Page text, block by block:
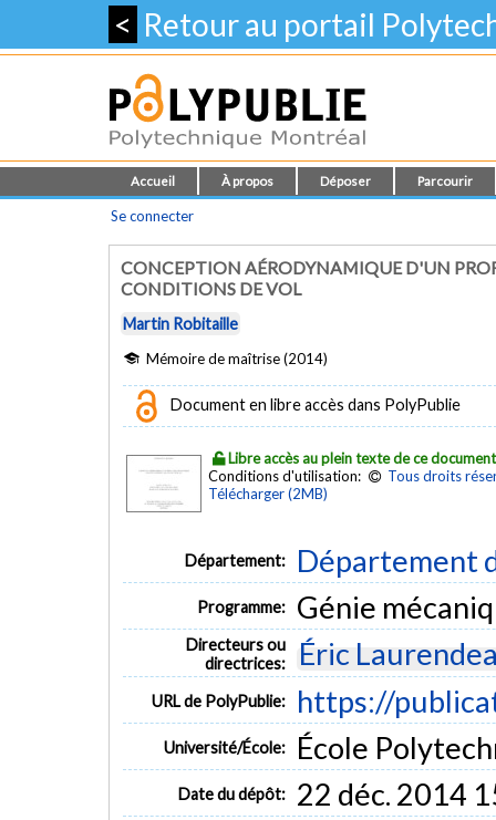
< Retour au portail
Accueil À propos Déposer Parcourir
Se connecter
CONCEPTION AÉRODYNAMIQUE D'UN
CONDITIONS DE VOL
Martin Robitaille
Mémoire de maîtrise (2014)
Document en libre accès dans PolyPublie
Libre accès au plein texte de ce document
Conditions d'utilisation:
Tous droits
Télécharger (2MB)
Département: Département
Programme: Génie
Directeurs ou
directrices:
Éric
URL de PolyPublie: https://
Université/École: École
Date du dépôt: 22 déc. 2014